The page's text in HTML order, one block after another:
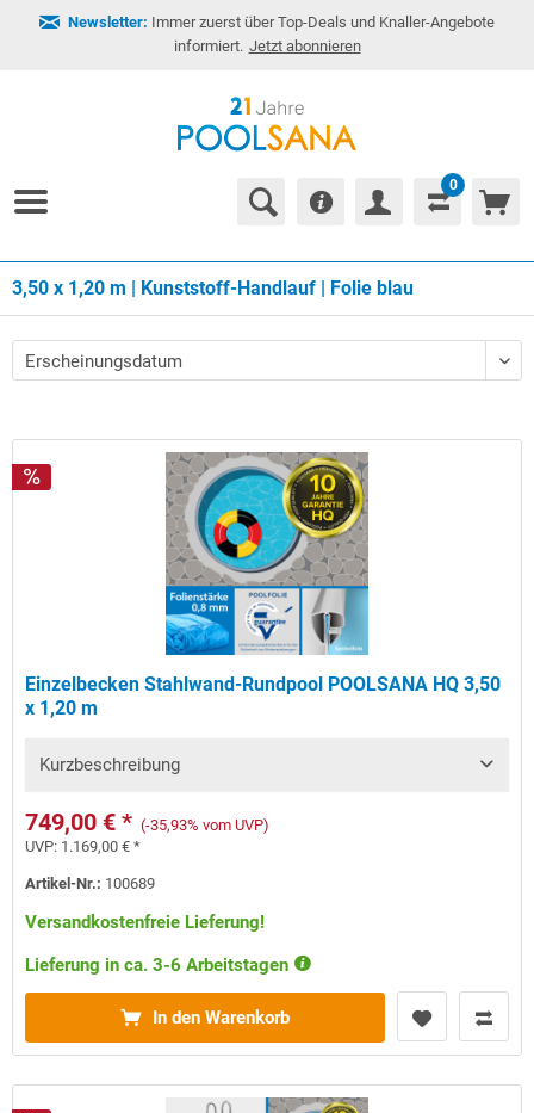
Newsletter: Immer zuerst über Top-Deals und Knaller-Angebote
informiert. Jetzt abonnieren
0
3,50 x 1,20 m | Kunststoff-Handlauf | Folie blau
Einzelbecken Stahlwand-Rundpool POOLSANA HQ 3,50
x 1,20 m
Kurzbeschreibung
749,00 € * (-35,93% vom UVP)
UVP: 1.169,00 € *
Artikel-Nr.: 100689
Versandkostenfreie Lieferung!
Lieferung in ca. 3-6 Arbeitstagen
In den Warenkorb